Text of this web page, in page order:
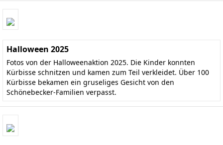
Halloween 2025
Fotos von der Halloweenaktion 2025. Die Kinder konnten
Kürbisse schnitzen und kamen zum Teil verkleidet. Über 100
Kürbisse bekamen ein gruseliges Gesicht von den
Schönebecker-Familien verpasst.